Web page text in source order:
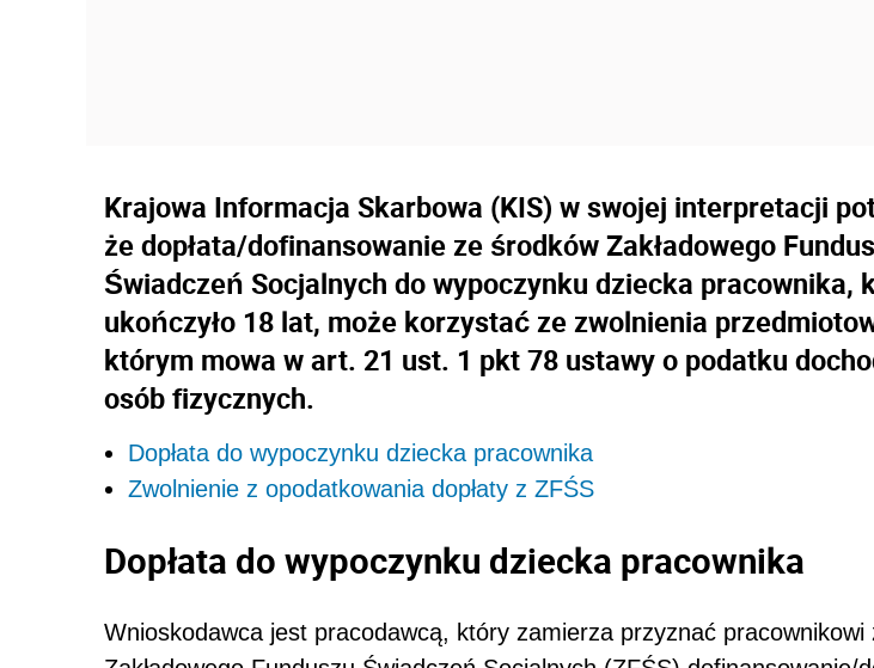
Krajowa Informacja Skarbowa (KIS) w swojej interpretacji
że dopłata/dofinansowanie ze środków Zakładowego
Świadczeń Socjalnych do wypoczynku dziecka pracownika,
ukończyło 18 lat, może korzystać ze zwolnienia
którym mowa w art. 21 ust. 1 pkt 78 ustawy o podatku
osób fizycznych.
Dopłata do wypoczynku dziecka pracownika
Zwolnienie z opodatkowania dopłaty z ZFŚS
Dopłata do wypoczynku dziecka pracownika
Wnioskodawca jest pracodawcą, który zamierza przyznać pracownikowi